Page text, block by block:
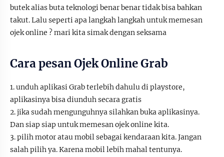
butek alias buta teknologi benar benar tidak bisa bahkan
takut. Lalu seperti apa langkah langkah untuk memesan
ojek online ? mari kita simak dengan seksama
Cara pesan Ojek Online Grab
1. unduh aplikasi Grab terlebih dahulu di playstore,
aplikasinya bisa diunduh secara gratis
2. jika sudah mengunguhnya silahkan buka aplikasinya.
Dan siap siap untuk memesan ojek online kita.
3. pilih motor atau mobil sebagai kendaraan kita. Jangan
salah pilih ya. Karena mobil lebih mahal tentunya.